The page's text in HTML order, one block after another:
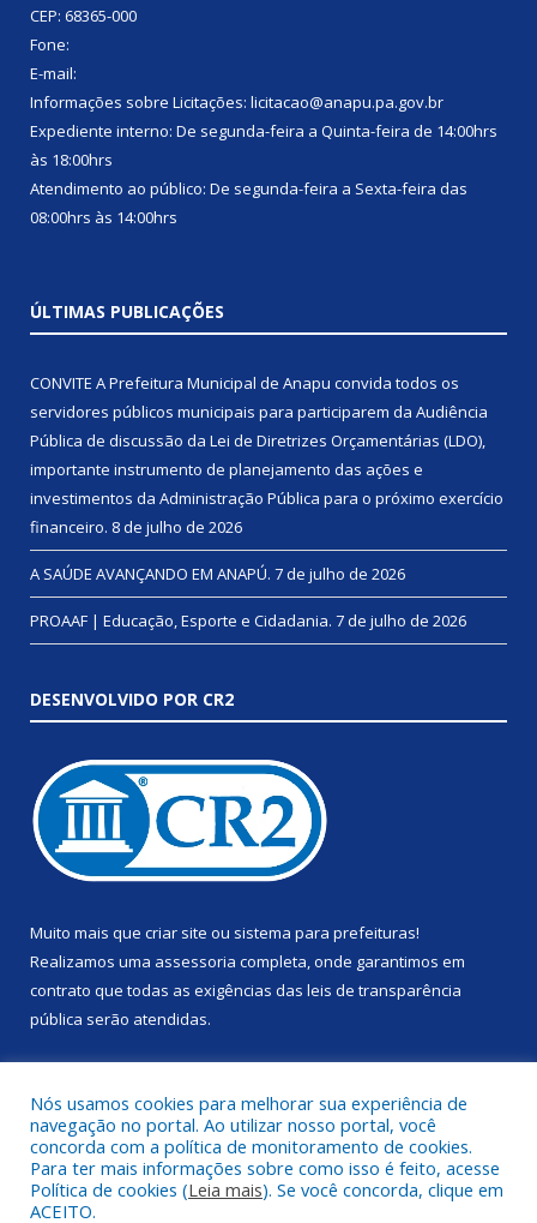
CEP: 68365-000
Fone:
E-mail:
Informações sobre Licitações: licitacao@anapu.pa.gov.br
Expediente interno: De segunda-feira a Quinta-feira de 14:00hrs
às 18:00hrs
Atendimento ao público: De segunda-feira a Sexta-feira das
08:00hrs às 14:00hrs
ÚLTIMAS PUBLICAÇÕES
CONVITE A Prefeitura Municipal de Anapu convida todos os
servidores públicos municipais para participarem da Audiência
Pública de discussão da Lei de Diretrizes Orçamentárias (LDO),
importante instrumento de planejamento das ações e
investimentos da Administração Pública para o próximo exercício
financeiro. 8 de julho de 2026
A SAÚDE AVANÇANDO EM ANAPÚ. 7 de julho de 2026
PROAAF | Educação, Esporte e Cidadania. 7 de julho de 2026
DESENVOLVIDO POR CR2
Muito mais que criar site ou sistema para prefeituras!
Realizamos uma assessoria completa, onde garantimos em
contrato que todas as exigências das leis de transparência
pública serão atendidas.
Todos os direitos reservados a Prefeitura Municipal de Anapu.
Nós usamos cookies para melhorar sua experiência de
navegação no portal. Ao utilizar nosso portal, você
concorda com a política de monitoramento de cookies.
Para ter mais informações sobre como isso é feito, acesse
Política de cookies (Leia mais). Se você concorda, clique em
ACEITO.